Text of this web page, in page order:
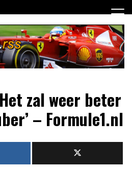
zal weer beter
– Formule1.nl